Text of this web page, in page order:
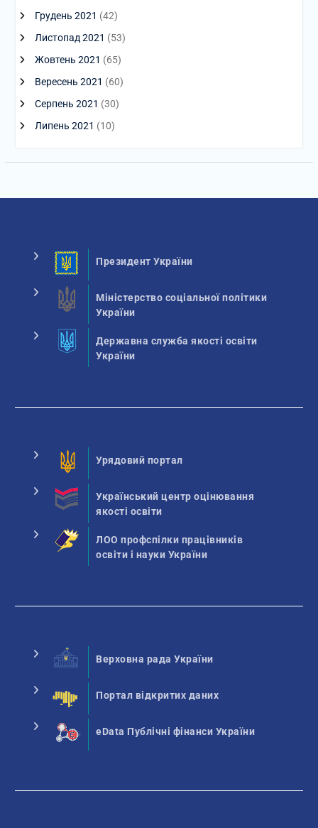
Грудень 2021 (42)
Листопад 2021 (53)
Жовтень 2021 (65)
Вересень 2021 (60)
Серпень 2021 (30)
Липень 2021 (10)
Президент України
Міністерство соціальної політики
України
Державна служба якості освіти
України
Урядовий портал
Український центр оцінювання
якості освіти
ЛОО профспілки працівників
освіти і науки України
Верховна рада України
Портал відкритих даних
eData Публічні фінанси України